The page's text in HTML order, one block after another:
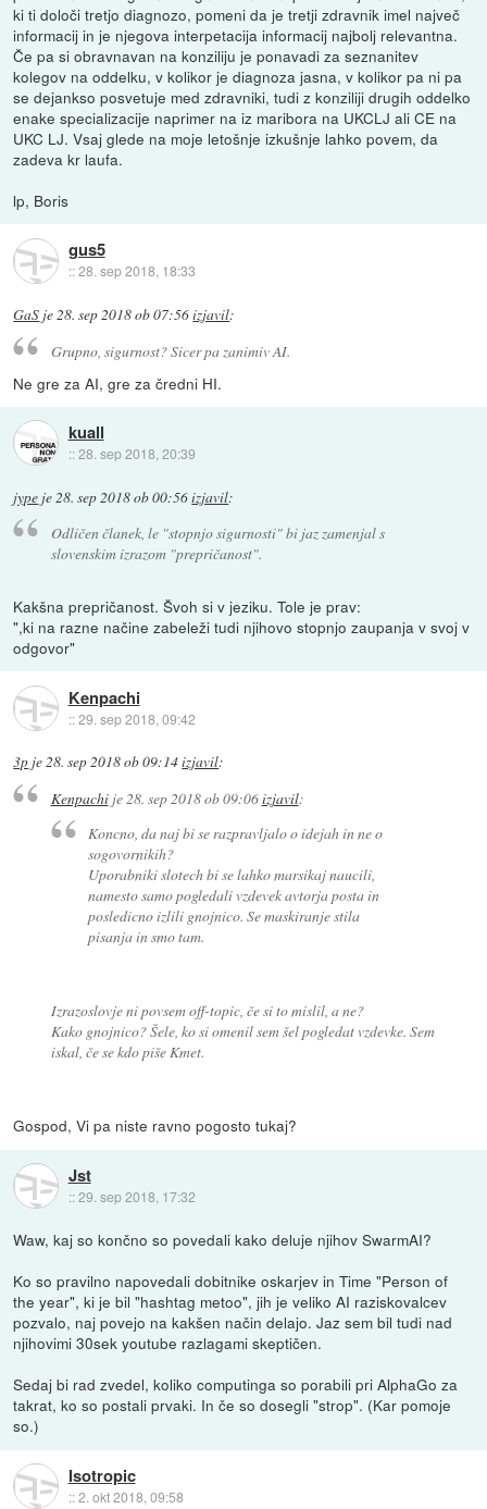
ki ti določi tretjo diagnozo, pomeni da je tretji zdravnik imel največ
informacij in je njegova interpetacija informacij najbolj relevantna.
Če pa si obravnavan na konziliju je ponavadi za seznanitev
kolegov na oddelku, v kolikor je diagnoza jasna, v kolikor pa ni pa
se dejankso posvetuje med zdravniki, tudi z konziliji drugih oddelko
enake specializacije naprimer na iz maribora na UKCLJ ali CE na
UKC LJ. Vsaj glede na moje letošnje izkušnje lahko povem, da
zadeva kr laufa.
lp, Boris
gus5
::28. sep 2018, 18:33
GaS je28. sep 2018 ob 07:56izjavil:
Grupno, sigurnost? Sicer pa zanimiv AI.
Ne gre za AI, gre za čredni HI.
kuall
::28. sep 2018, 20:39
jype je28. sep 2018 ob 00:56izjavil:
Odličen članek, le "stopnjo sigurnosti" bi jaz zamenjal s
slovenskim izrazom "prepričanost".
Kakšna prepričanost. Švoh si v jeziku. Tole je prav:
",ki na razne načine zabeleži tudi njihovo stopnjo zaupanja v svoj v
odgovor"
Kenpachi
::29. sep 2018, 09:42
3p je28. sep 2018 ob 09:14izjavil:
Kenpachije 28. sep 2018 ob 09:06izjavil:
Koncno, da naj bi se razpravljalo o idejah in ne o
sogovornikih?
Uporabniki slotech bi se lahko marsikaj naucili,
namesto samo pogledali vzdevek avtorja posta in
posledicno izlili gnojnico. Se maskiranje stila
pisanja in smo tam.
Izrazoslovje ni povsem off-topic, če si to mislil, a ne?
Kako gnojnico? Šele, ko si omenil sem šel pogledat vzdevke. Sem
iskal, če se kdo piše Kmet.
Gospod, Vi pa niste ravno pogosto tukaj?
Jst
::29. sep 2018, 17:32
Waw, kaj so končno so povedali kako deluje njihov SwarmAI?
Ko so pravilno napovedali dobitnike oskarjev in Time "Person of
the year", ki je bil "hashtag metoo", jih je veliko AI raziskovalcev
pozvalo, naj povejo na kakšen način delajo. Jaz sem bil tudi nad
njihovimi 30sek youtube razlagami skeptičen.
Sedaj bi rad zvedel, koliko computinga so porabili pri AlphaGo za
takrat, ko so postali prvaki. In če so dosegli "strop". (Kar pomoje
so.)
Isotropic
::2. okt 2018, 09:58